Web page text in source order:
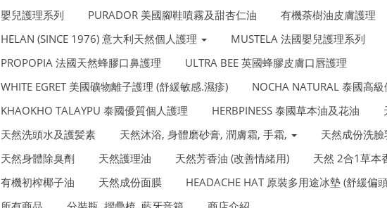
嬰兒護理系列
PURADOR 美國腳鞋噴霧及甜杏仁油
有機荼樹油皮膚護理
HELAN (SINCE 1976) 意大利天然個人護理
MUSTELA 法國嬰兒護理系列
PROPOPIA 法國天然蜂膠口鼻護理
ULTRA BEE 英國蜂膠皮膚口唇護理
WHITE EGRET 美國礦物離子護理 (舒緩敏感.濕疹)
NOCHA NATURAL 泰國高
KHAOKHO TALAYPU 泰國優質個人護理
HERBPINESS 泰國草本油及花油
天然洗頭水及護髪素
天然沐浴, 身體磨砂膏, 潤膚霜, 手霜, 天然成份洗臉
天然身體除臭劑
天然護理油 天然芳香油 (改善情緒用)
天然 2合1草本
有機初榨椰子油
天然成份面膜 HEADACHE HAT 原裝多用途冰墊 (舒緩偏